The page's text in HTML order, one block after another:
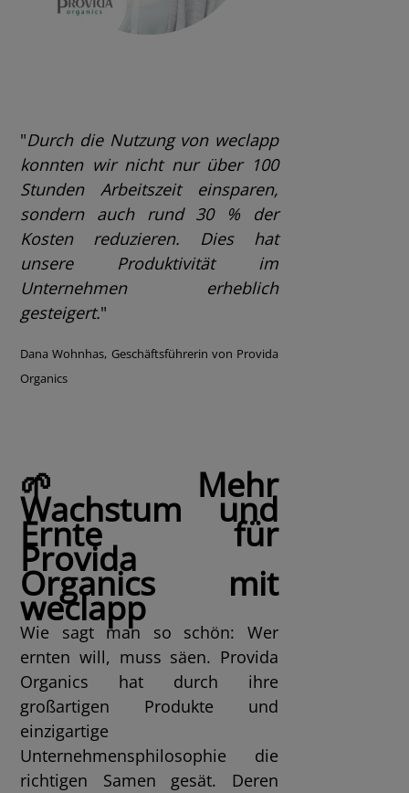
"Durch die Nutzung von weclapp
konnten wir nicht nur über 100
Stunden Arbeitszeit einsparen,
sondern auch rund 30 % der
Kosten reduzieren. Dies hat
unsere Produktivität im
Unternehmen erheblich
gesteigert."
Dana Wohnhas, Geschäftsführerin von Provida
Organics
🌱 Mehr
Wachstum und
Ernte für
Provida
Organics mit
weclapp
Wie sagt man so schön: Wer
ernten will, muss säen. Provida
Organics hat durch ihre
großartigen Produkte und
einzigartige
Unternehmensphilosophie die
richtigen Samen gesät. Deren